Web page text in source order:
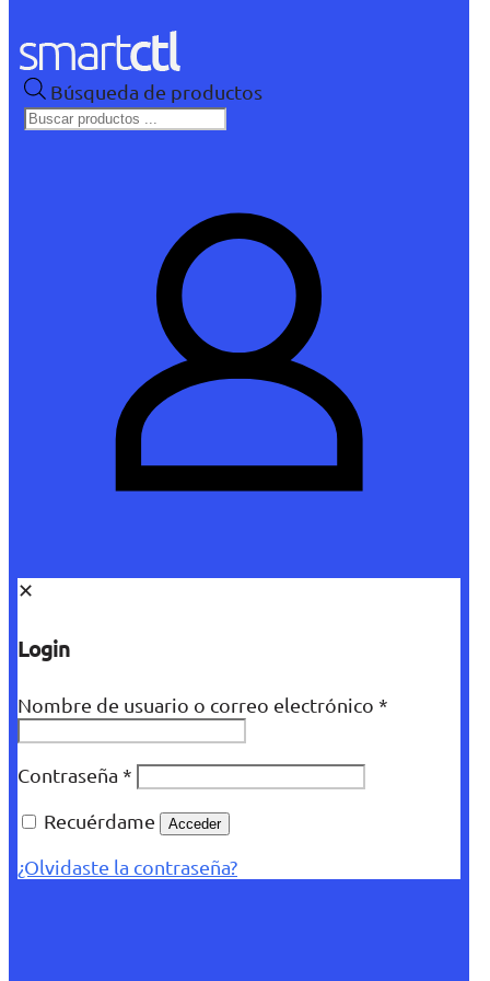
Búsqueda de productos
✕
Login
Nombre de usuario o correo electrónico *
Contraseña *
Recuérdame
Acceder
¿Olvidaste la contraseña?